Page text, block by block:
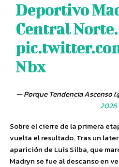
Deportivo
Central Norte.
Nbx
— Porque Tendencia Ascenso
2026
Sobre el cierre de la primera
vuelta el resultado. Tras un
aparición de Luis Silba, que
Madryn se fue al descanso en